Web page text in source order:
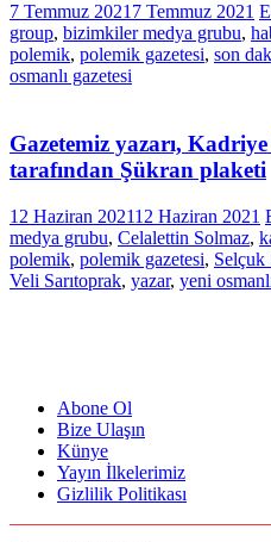
7 Temmuz 2021 7 Temmuz 2021
group, bizimkiler medya grubu,
polemik, polemik gazetesi, son
osmanlı gazetesi
Gazetemiz yazarı,
tarafından Şükran plaketi
12 Haziran 202112 Haziran 2021
medya grubu, Celalettin Solmaz,
polemik, polemik gazetesi, Selçuk
Veli Sarıtoprak, yazar, yeni
Abone Ol
Bize Ulaşın
Künye
Yayın İlkelerimiz
Gizlilik Politikası